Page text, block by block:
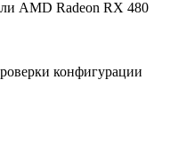
AMD Radeon RX 480
конфигурации